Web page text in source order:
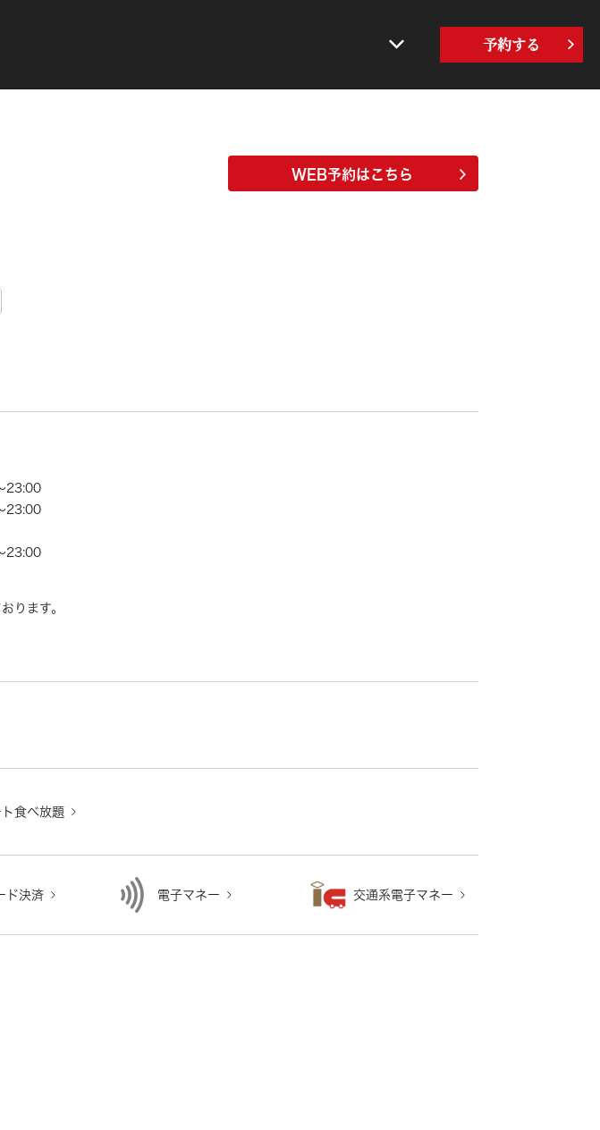
予約する
WEB予約はこちら
23:00
23:00
23:00
ります。
食べ放題
ド決済 電子マネー 交通系電子マネー